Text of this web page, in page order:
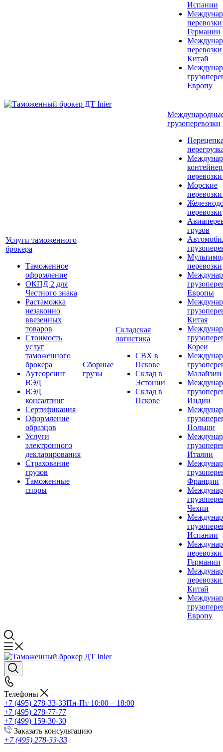
Испании
Германии
Китай
Европу
Услуги таможенного
брокера
Таможенное
оформление
ОКПД 2 для
Честного знака
Растаможка
незаконно
ввезенных
товаров
Стоимость
услуг
таможенного
брокера
Аутсорсинг
ВЭД
ВЭД
консалтинг
Сертификация
Оформление
образцов
Услуги
электронного
декларирования
Страхование
грузов
Таможенные
споры
Сборные
грузы
Складская
логистика
СВХ в
Пскове
Склад в
Эстонии
Склад в
Пскове
грузоперевозки
Морские
перевозки
грузов
перевозки
Европы
Китая
Кореи
Малайзии
Индии
Польши
Италии
Франции
Чехии
Испании
Германии
Китай
Европу
Телефоны
+7 (495) 278-33-33Пн-Пт 10:00 – 18:00
+7 (495) 278-77-77
+7 (499) 159-30-30
Заказать консультацию
+7 (495) 278-33-33